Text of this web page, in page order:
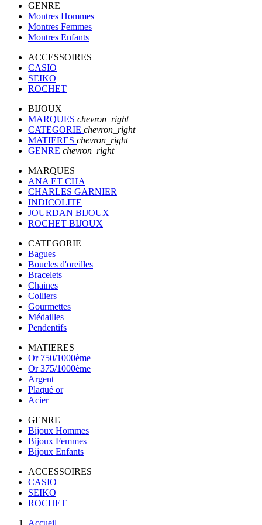
GENRE
Montres Hommes
Montres Femmes
Montres Enfants
ACCESSOIRES
CASIO
SEIKO
ROCHET
BIJOUX
MARQUES chevron_right
CATEGORIE chevron_right
MATIERES chevron_right
GENRE chevron_right
MARQUES
ANA ET CHA
CHARLES GARNIER
INDICOLITE
JOURDAN BIJOUX
ROCHET BIJOUX
CATEGORIE
Bagues
Boucles d'oreilles
Bracelets
Chaines
Colliers
Gourmettes
Médailles
Pendentifs
MATIERES
Or 750/1000ème
Or 375/1000ème
Argent
Plaqué or
Acier
GENRE
Bijoux Hommes
Bijoux Femmes
Bijoux Enfants
ACCESSOIRES
CASIO
SEIKO
ROCHET
Accueil